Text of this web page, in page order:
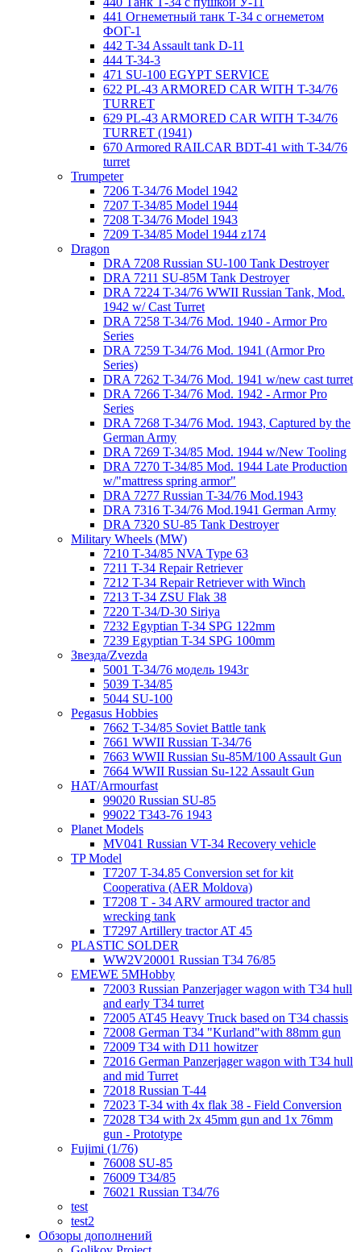
441 Огнеметный танк Т-34 с огнеметом
ФОГ-1
442 T-34 Assault tank D-11
444 T-34-3
471 SU-100 EGYPT SERVICE
622 PL-43 ARMORED CAR WITH T-34/76
TURRET
629 PL-43 ARMORED CAR WITH T-34/76
TURRET (1941)
670 Armored RAILCAR BDT-41 with T-34/76
turret
Trumpeter
7206 T-34/76 Model 1942
7207 T-34/85 Model 1944
7208 T-34/76 Model 1943
7209 T-34/85 Model 1944 z174
Dragon
DRA 7208 Russian SU-100 Tank Destroyer
DRA 7211 SU-85M Tank Destroyer
DRA 7224 T-34/76 WWII Russian Tank, Mod.
1942 w/ Cast Turret
DRA 7258 T-34/76 Mod. 1940 - Armor Pro
Series
DRA 7259 T-34/76 Mod. 1941 (Armor Pro
Series)
DRA 7262 T-34/76 Mod. 1941 w/new cast turret
DRA 7266 T-34/76 Mod. 1942 - Armor Pro
Series
DRA 7268 T-34/76 Mod. 1943, Captured by the
German Army
DRA 7269 T-34/85 Mod. 1944 w/New Tooling
DRA 7270 T-34/85 Mod. 1944 Late Production
w/"mattress spring armor"
DRA 7277 Russian T-34/76 Mod.1943
DRA 7316 T-34/76 Mod.1941 German Army
DRA 7320 SU-85 Tank Destroyer
Military Wheels (MW)
7210 Т-34/85 NVA Type 63
7211 T-34 Repair Retriever
7212 T-34 Repair Retriever with Winch
7213 T-34 ZSU Flak 38
7220 Т-34/D-30 Siriya
7232 Egyptian T-34 SPG 122mm
7239 Egyptian T-34 SPG 100mm
Звезда/Zvezda
5001 T-34/76 модель 1943г
5039 T-34/85
5044 SU-100
Pegasus Hobbies
7662 T-34/85 Soviet Battle tank
7661 WWII Russian T-34/76
7663 WWII Russian Su-85M/100 Assault Gun
7664 WWII Russian Su-122 Assault Gun
HAT/Armourfast
99020 Russian SU-85
99022 T343-76 1943
Planet Models
MV041 Russian VT-34 Recovery vehicle
TP Model
T7207 T-34.85 Conversion set for kit
Cooperativa (AER Moldova)
T7208 T - 34 ARV armoured tractor and
wrecking tank
T7297 Artillery tractor AT 45
PLASTIC SOLDER
WW2V20001 Russian T34 76/85
EMEWE 5MHobby
72003 Russian Panzerjager wagon with T34 hull
and early T34 turret
72005 AT45 Heavy Truck based on T34 chassis
72008 German T34 "Kurland"with 88mm gun
72009 T34 with D11 howitzer
72016 German Panzerjager wagon with T34 hull
and mid Turret
72018 Russian T-44
72023 T-34 with 4x flak 38 - Field Conversion
72028 T34 with 2x 45mm gun and 1x 76mm
gun - Prototype
Fujimi (1/76)
76008 SU-85
76009 T34/85
76021 Russian T34/76
test
test2
Обзоры дополнений